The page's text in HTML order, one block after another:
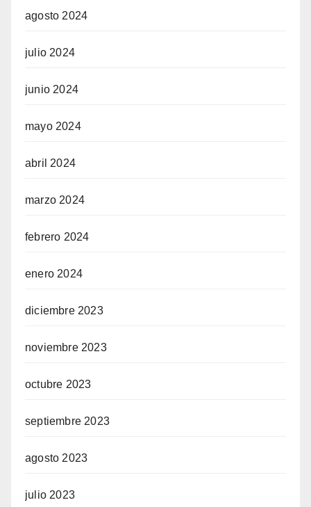
agosto 2024
julio 2024
junio 2024
mayo 2024
abril 2024
marzo 2024
febrero 2024
enero 2024
diciembre 2023
noviembre 2023
octubre 2023
septiembre 2023
agosto 2023
julio 2023